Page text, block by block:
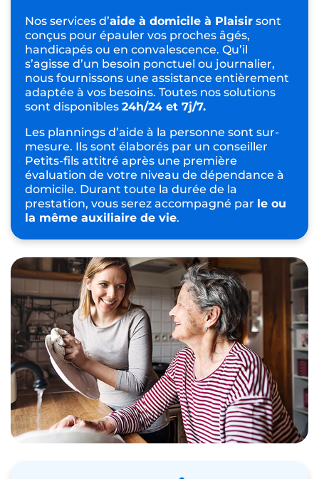
Nos services d’aide à domicile à Plaisir sont
conçus pour épauler vos proches âgés,
handicapés ou en convalescence. Qu’il
s’agisse d’un besoin ponctuel ou journalier,
nous fournissons une assistance entièrement
adaptée à vos besoins. Toutes nos solutions
sont disponibles 24h/24 et 7j/7.
Les plannings d’aide à la personne sont sur-
mesure. Ils sont élaborés par un conseiller
Petits-fils attitré après une première
évaluation de votre niveau de dépendance à
domicile. Durant toute la durée de la
prestation, vous serez accompagné par le ou
la même auxiliaire de vie.